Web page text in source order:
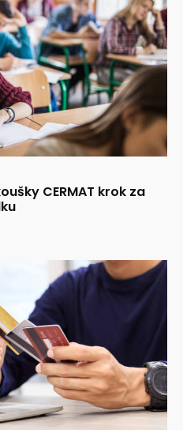
CERMAT krok za